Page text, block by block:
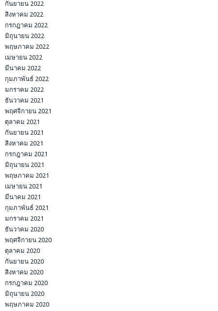
กันยายน 2022
สิงหาคม 2022
กรกฎาคม 2022
มิถุนายน 2022
พฤษภาคม 2022
เมษายน 2022
มีนาคม 2022
กุมภาพันธ์ 2022
มกราคม 2022
ธันวาคม 2021
พฤศจิกายน 2021
ตุลาคม 2021
กันยายน 2021
สิงหาคม 2021
กรกฎาคม 2021
มิถุนายน 2021
พฤษภาคม 2021
เมษายน 2021
มีนาคม 2021
กุมภาพันธ์ 2021
มกราคม 2021
ธันวาคม 2020
พฤศจิกายน 2020
ตุลาคม 2020
กันยายน 2020
สิงหาคม 2020
กรกฎาคม 2020
มิถุนายน 2020
พฤษภาคม 2020